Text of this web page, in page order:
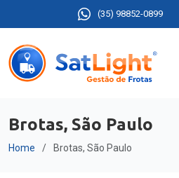
(35) 98852-0899
Brotas, São Paulo
Home Brotas, São Paulo